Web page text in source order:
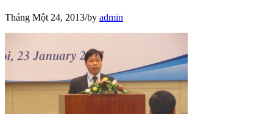
Tháng Một 24, 2013/by admin